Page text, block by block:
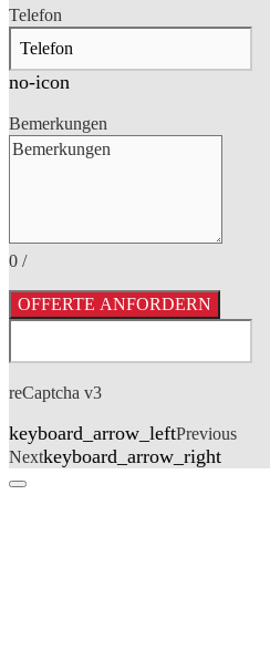
Telefon
no-icon
Bemerkungen
0 /
OFFERTE ANFORDERN
reCaptcha v3
keyboard_arrow_leftPrevious
Nextkeyboard_arrow_right